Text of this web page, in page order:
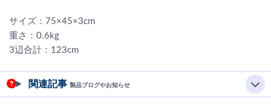
サイズ：75×45×3cm
重さ：0.6kg
3辺合計：123cm
関連記事 製品ブログやお知らせ